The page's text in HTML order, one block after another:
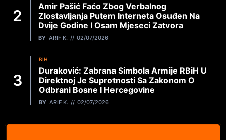
Amir Pašić Faćo Zbog Verbalnog
Zlostavljanja Putem Interneta Osuđen Na
Dvije Godine I Osam Mjeseci Zatvora
BY ARIF K. 02/07/2026
BIH
Duraković: Zabrana Simbola Armije RBiH U
Direktnoj Je Suprotnosti Sa Zakonom O
Odbrani Bosne I Hercegovine
BY ARIF K. 02/07/2026